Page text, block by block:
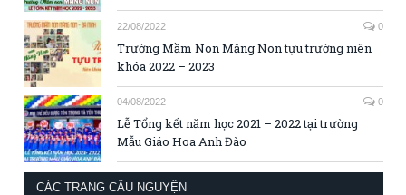
22/08/2022 0
Trường Mầm Non Măng Non tựu trường niên
khóa 2022 – 2023
04/08/2022 0
Lễ Tổng kết năm học 2021 – 2022 tại trường
Mẫu Giáo Hoa Anh Đào
CÁC TRANG CẦU NGUYỆN